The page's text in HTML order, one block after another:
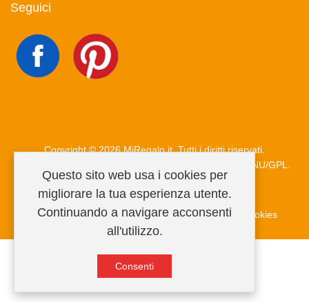
Seguici
Copyright © 2026 MiRegalo.it. Tutti i diritti riservati.
licenza GNU/GPL.
Condizioni di vendita Privacy Policy Informativa cookies
Questo sito web usa i cookies per
migliorare la tua esperienza utente.
Continuando a navigare acconsenti
all'utilizzo.
Consenti